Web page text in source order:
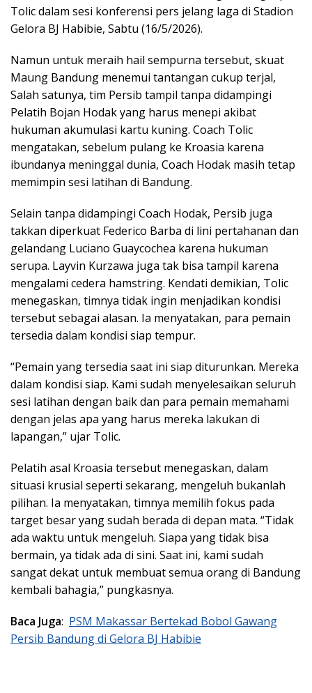
Tolic dalam sesi konferensi pers jelang laga di Stadion
Gelora BJ Habibie, Sabtu (16/5/2026).
Namun untuk meraih hail sempurna tersebut, skuat
Maung Bandung menemui tantangan cukup terjal,
Salah satunya, tim Persib tampil tanpa didampingi
Pelatih Bojan Hodak yang harus menepi akibat
hukuman akumulasi kartu kuning. Coach Tolic
mengatakan, sebelum pulang ke Kroasia karena
ibundanya meninggal dunia, Coach Hodak masih tetap
memimpin sesi latihan di Bandung.
Selain tanpa didampingi Coach Hodak, Persib juga
takkan diperkuat Federico Barba di lini pertahanan dan
gelandang Luciano Guaycochea karena hukuman
serupa. Layvin Kurzawa juga tak bisa tampil karena
mengalami cedera hamstring. Kendati demikian, Tolic
menegaskan, timnya tidak ingin menjadikan kondisi
tersebut sebagai alasan. Ia menyatakan, para pemain
tersedia dalam kondisi siap tempur.
“Pemain yang tersedia saat ini siap diturunkan. Mereka
dalam kondisi siap. Kami sudah menyelesaikan seluruh
sesi latihan dengan baik dan para pemain memahami
dengan jelas apa yang harus mereka lakukan di
lapangan,” ujar Tolic.
Pelatih asal Kroasia tersebut menegaskan, dalam
situasi krusial seperti sekarang, mengeluh bukanlah
pilihan. Ia menyatakan, timnya memilih fokus pada
target besar yang sudah berada di depan mata. “Tidak
ada waktu untuk mengeluh. Siapa yang tidak bisa
bermain, ya tidak ada di sini. Saat ini, kami sudah
sangat dekat untuk membuat semua orang di Bandung
kembali bahagia,” pungkasnya.
Baca Juga: PSM Makassar Bertekad Bobol Gawang
Persib Bandung di Gelora BJ Habibie